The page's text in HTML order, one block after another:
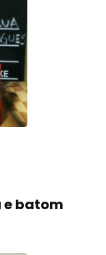
e batom